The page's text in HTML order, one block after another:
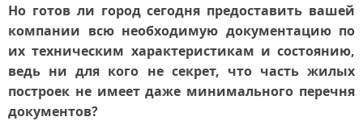
Но готов ли город сегодня предоставить вашей
компании всю необходимую документацию по
их техническим характеристикам и состоянию,
ведь ни для кого не секрет, что часть жилых
построек не имеет даже минимального перечня
документов?